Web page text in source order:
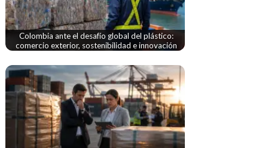
Colombia ante el desafío global del plástico:
comercio exterior, sostenibilidad e innovación